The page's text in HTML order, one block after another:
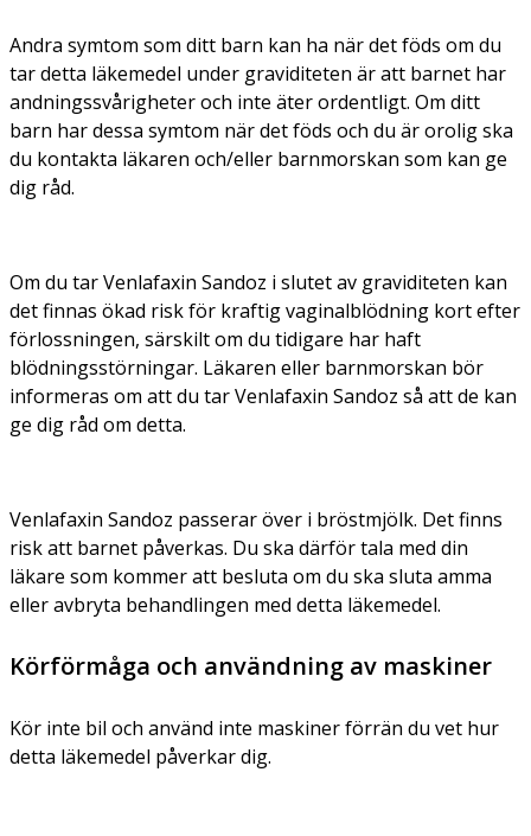
Andra symtom som ditt barn kan ha när det föds om du
tar detta läkemedel under graviditeten är att barnet har
andningssvårigheter och inte äter ordentligt. Om ditt
barn har dessa symtom när det föds och du är orolig ska
du kontakta läkaren och/eller barnmorskan som kan ge
dig råd.
Om du tar Venlafaxin Sandoz i slutet av graviditeten kan
det finnas ökad risk för kraftig vaginalblödning kort efter
förlossningen, särskilt om du tidigare har haft
blödningsstörningar. Läkaren eller barnmorskan bör
informeras om att du tar Venlafaxin Sandoz så att de kan
ge dig råd om detta.
Venlafaxin Sandoz passerar över i bröstmjölk. Det finns
risk att barnet påverkas. Du ska därför tala med din
läkare som kommer att besluta om du ska sluta amma
eller avbryta behandlingen med detta läkemedel.
Körförmåga och användning av maskiner
Kör inte bil och använd inte maskiner förrän du vet hur
detta läkemedel påverkar dig.